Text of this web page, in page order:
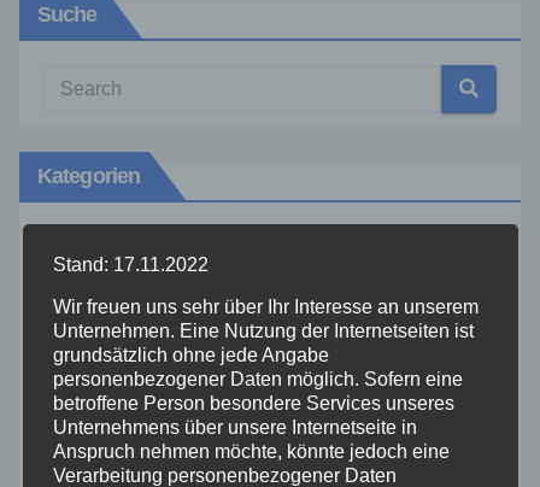
Suche
Kategorien
Allgemein
Altenkirchen
Bundespolizei
Stand: 17.11.2022
Wir freuen uns sehr über Ihr Interesse an unserem
Unternehmen. Eine Nutzung der Internetseiten ist
grundsätzlich ohne jede Angabe
personenbezogener Daten möglich. Sofern eine
betroffene Person besondere Services unseres
Unternehmens über unsere Internetseite in
Anspruch nehmen möchte, könnte jedoch eine
Verarbeitung personenbezogener Daten